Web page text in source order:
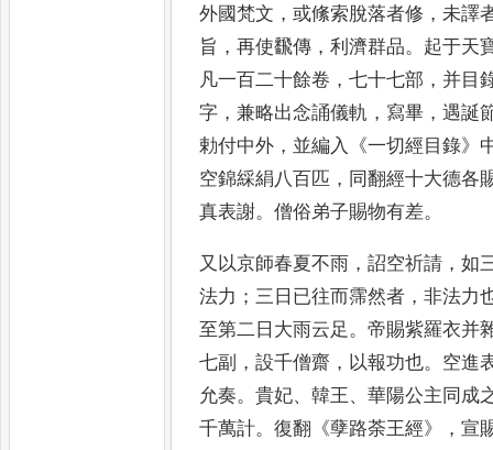
外國梵文 ，或絛索脫落者修 ，未譯
旨 ，再使飜傳 ，利濟群品。 起于天
凡一百二十餘卷 ，七十七部 ， 并目
字 ，兼略出念誦儀軌 ， 寫畢 ，遇誕
勅付中外 ， 並編入 《一切經目錄》
空錦綵絹八百匹 ， 同翻經十大德各
真表謝。僧俗弟子賜物有差。
又以京師春夏不雨 ，詔空祈請 ，如
法力 ；三日已往而霈然者 ，非法力
至第二日大雨云足。帝賜紫羅衣并
七副 ，設千僧齋 ， 以報功也。 空進
允奏。貴妃、韓王、華陽公主同成
千萬計。復翻 《孽路荼王經》，宣